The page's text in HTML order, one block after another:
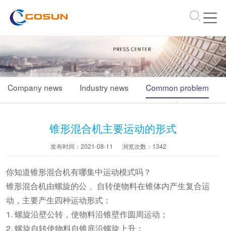
Company news Industry news Common problem
锥形混合机主要运动的形式
发布时间：2021-08-11 浏览次数： 1342
你知道锥形混合机有哪集中运动模式吗？
锥形混合机由螺旋的公 、自转使物料在锥体内产生复合运
动，主要产生四种运动形式：
1. 螺旋沿壁公转，使物料沿锥壁作圆周运动；
2. 螺旋自转使物料自锥底沿螺旋上升；